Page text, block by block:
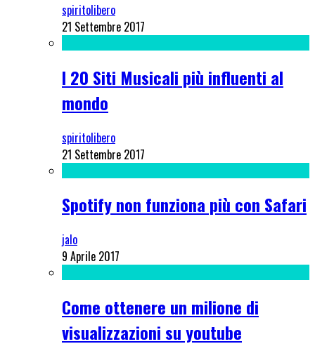
spiritolibero
21 Settembre 2017
I 20 Siti Musicali più influenti al
mondo
spiritolibero
21 Settembre 2017
Spotify non funziona più con Safari
jalo
9 Aprile 2017
Come ottenere un milione di
visualizzazioni su youtube